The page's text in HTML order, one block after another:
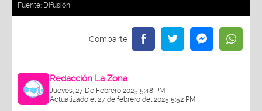
Fuente: Difusión
Redacción La Zona
Jueves, 27 De Febrero 2025 5:48 PM
Actualizado el 27 de febrero del 2025 5:52 PM